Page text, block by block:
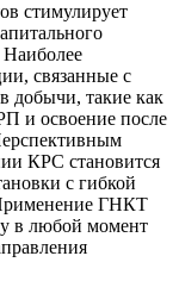
стимулирует
связанные с
добычи, такие как
и освоение после
КРС становится
с гибкой
ГНКТ
в любой момент